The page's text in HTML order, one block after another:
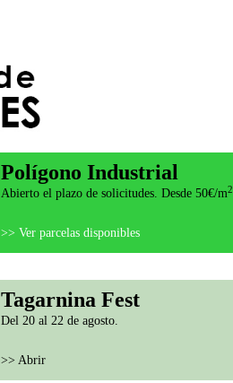
Polígono Industrial
Abierto el plazo de solicitudes. Desde 50€/m2
>> Ver parcelas disponibles
Tagarnina Fest
Del 20 al 22 de agosto.
>> Abrir